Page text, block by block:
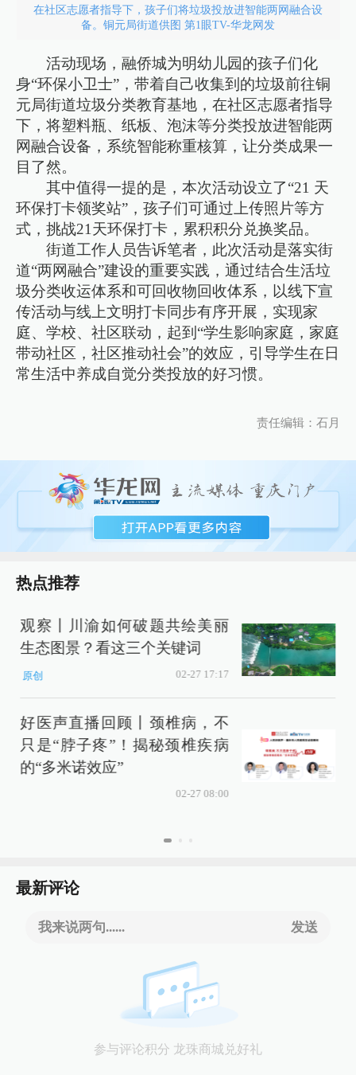
在社区志愿者指导下，孩子们将垃圾投放进智能两网融合设
备。铜元局街道供图 第1眼TV-华龙网发
活动现场，融侨城为明幼儿园的孩子们化
身“环保小卫士”，带着自己收集到的垃圾前往铜
元局街道垃圾分类教育基地，在社区志愿者指导
下，将塑料瓶、纸板、泡沫等分类投放进智能两
网融合设备，系统智能称重核算，让分类成果一
目了然。
其中值得一提的是，本次活动设立了“21 天
环保打卡领奖站”，孩子们可通过上传照片等方
式，挑战21天环保打卡，累积积分兑换奖品。
街道工作人员告诉笔者，此次活动是落实街
道“两网融合”建设的重要实践，通过结合生活垃
圾分类收运体系和可回收物回收体系，以线下宣
传活动与线上文明打卡同步有序开展，实现家
庭、学校、社区联动，起到“学生影响家庭，家庭
带动社区，社区推动社会”的效应，引导学生在日
常生活中养成自觉分类投放的好习惯。
责任编辑：石月
热点推荐
观察丨川渝如何破题共绘美丽
生态图景？看这三个关键词
原创 02-27 17:17
好医声直播回顾丨颈椎病，不
只是“脖子疼”！揭秘颈椎疾病
的“多米诺效应”
02-27 08:00
最新评论
我来说两句...... 发送
参与评论积分 龙珠商城兑好礼